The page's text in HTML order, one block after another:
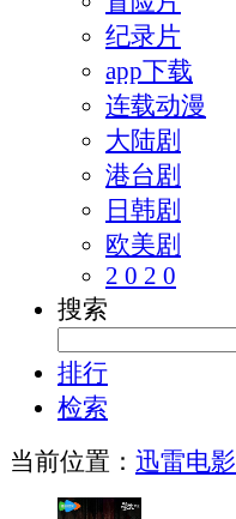
纪录片
app下载
连载动漫
大陆剧
港台剧
日韩剧
欧美剧
2 0 2 0
搜索
排行
检索
当前位置： 迅雷电